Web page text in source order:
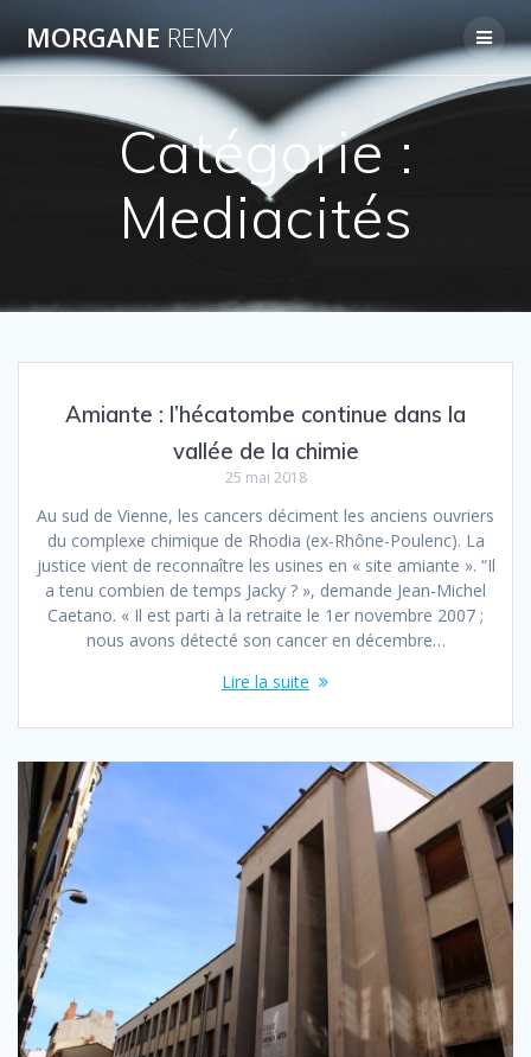
MORGANE REMY
Catégorie :
Mediacités
Amiante : l’hécatombe continue dans la
vallée de la chimie
25 mai 2018
Au sud de Vienne, les cancers déciment les anciens ouvriers
du complexe chimique de Rhodia (ex-Rhône-Poulenc). La
justice vient de reconnaître les usines en « site amiante ». “Il
a tenu combien de temps Jacky ? », demande Jean-Michel
Caetano. « Il est parti à la retraite le 1er novembre 2007 ;
nous avons détecté son cancer en décembre…
Lire la suite